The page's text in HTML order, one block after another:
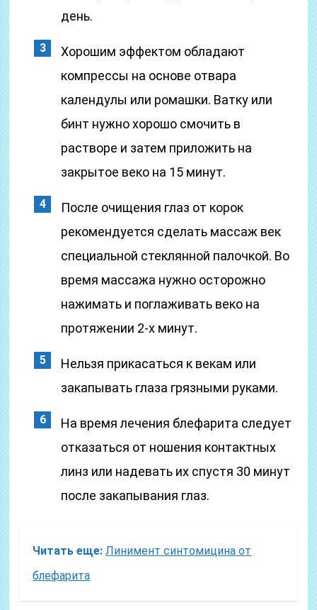
день.
Хорошим эффектом обладают
компрессы на основе отвара
календулы или ромашки. Ватку или
бинт нужно хорошо смочить в
растворе и затем приложить на
закрытое веко на 15 минут.
После очищения глаз от корок
рекомендуется сделать массаж век
специальной стеклянной палочкой. Во
время массажа нужно осторожно
нажимать и поглаживать веко на
протяжении 2-х минут.
Нельзя прикасаться к векам или
закапывать глаза грязными руками.
На время лечения блефарита следует
отказаться от ношения контактных
линз или надевать их спустя 30 минут
после закапывания глаз.
Читать еще: Линимент синтомицина от
блефарита